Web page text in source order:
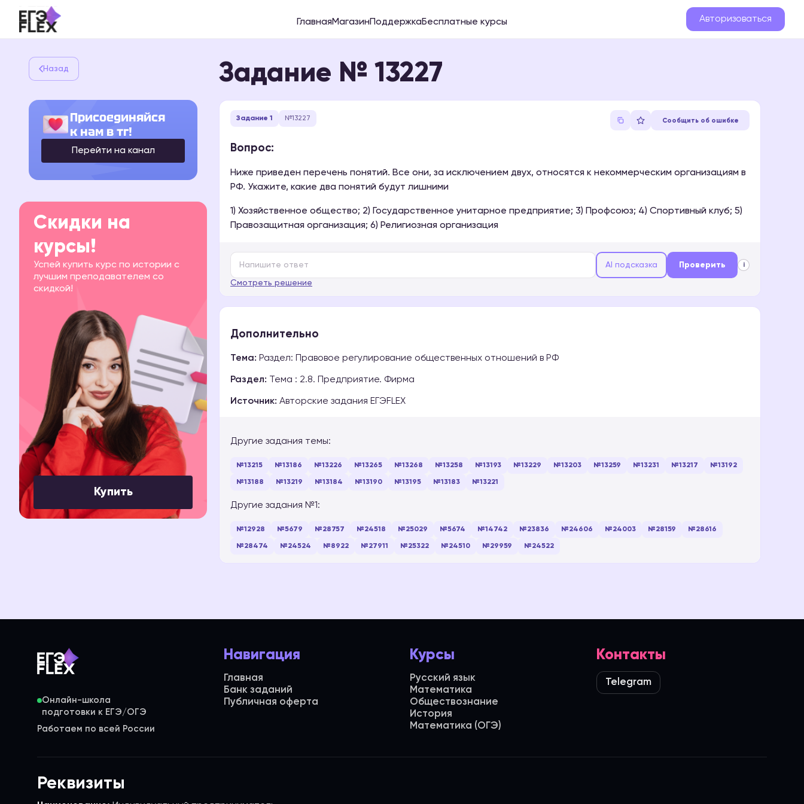
ГлавнаяМагазинПоддержкаБесплатные курсы Авторизоваться
Назад Задание № 13227
Присоединяйся
к нам в тг!
Перейти на канал
Задание 1 №13227 Сообщить об ошибке
Вопрос:
Ниже приведен перечень понятий. Все они, за исключением двух, относятся к некоммерческим организациям в
РФ. Укажите, какие два понятий будут лишними
1) Хозяйственное общество; 2) Государственное унитарное предприятие; 3) Профсоюз; 4) Спортивный клуб; 5)
Правозащитная организация; 6) Религиозная организация
AI подсказка Проверить i
Смотреть решение
Дополнительно
Тема: Раздел: Правовое регулирование общественных отношений в РФ
Раздел: Тема : 2.8. Предприятие. Фирма
Источник: Авторские задания ЕГЭFLEX
Другие задания темы:
№13215 №13186 №13226 №13265 №13268 №13258 №13193 №13229 №13203 №13259 №13231 №13217 №13192
№13188 №13219 №13184 №13190 №13195 №13183 №13221
Другие задания №1:
№12928 №5679 №28757 №24518 №25029 №5674 №14742 №23836 №24606 №24003 №28159 №28616
№28474 №24524 №8922 №27911 №25322 №24510 №29959 №24522
Скидки на
курсы!
Успей купить курс по истории с
лучшим преподавателем со
скидкой!
Купить
Онлайн-школа
Работаем по всей России
Навигация
Главная
Банк заданий
Публичная оферта
Курсы
Русский язык
Математика
Обществознание
История
Математика (ОГЭ)
Контакты
Telegram
Реквизиты